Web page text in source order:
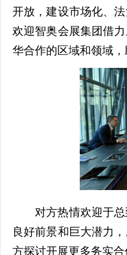
开放，建设市场化、
欢迎智奥会展集团借
华合作的区域和领域
对方热情欢迎于
良好前景和巨大潜力
方探讨开展更多务实合